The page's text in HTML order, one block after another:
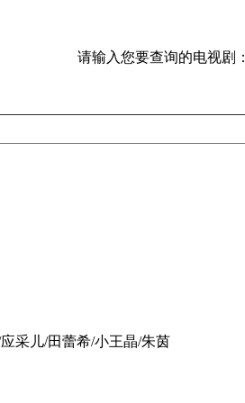
请输入您要查询的电视剧：
采儿/田蕾希/小王晶/朱茵